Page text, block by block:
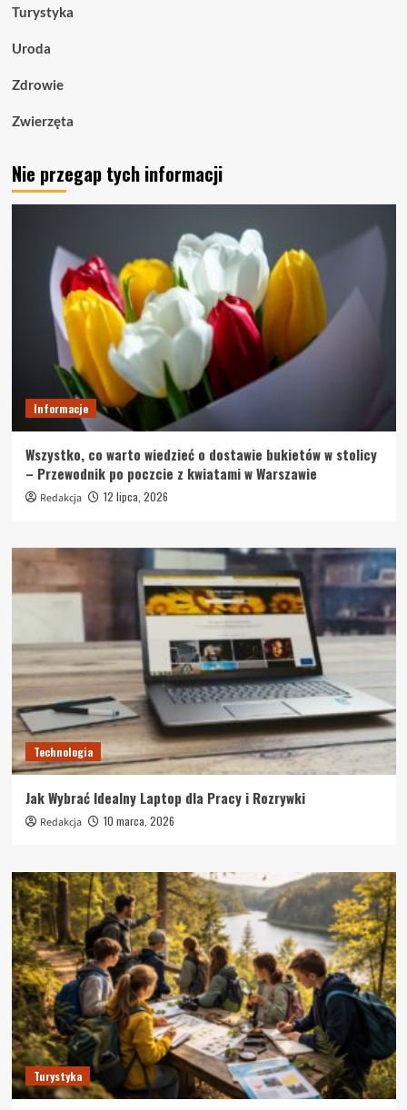
Turystyka
Uroda
Zdrowie
Zwierzęta
Nie przegap tych informacji
Informacje
Wszystko, co warto wiedzieć o dostawie bukietów w stolicy
– Przewodnik po poczcie z kwiatami w Warszawie
Redakcja 12 lipca, 2026
Technologia
Jak Wybrać Idealny Laptop dla Pracy i Rozrywki
Redakcja 10 marca, 2026
Turystyka